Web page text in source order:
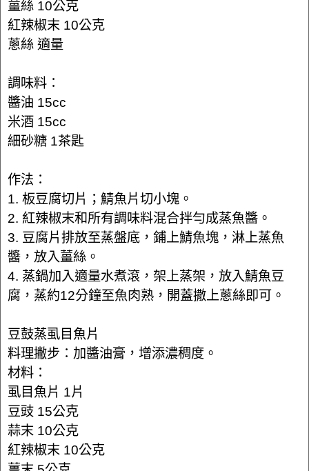
薑絲 10公克
紅辣椒末 10公克
蔥絲 適量
調味料：
醬油 15cc
米酒 15cc
細砂糖 1茶匙
作法：
1. 板豆腐切片；鯖魚片切小塊。
2. 紅辣椒末和所有調味料混合拌勻成蒸魚醬。
3. 豆腐片排放至蒸盤底，鋪上鯖魚塊，淋上蒸魚
醬，放入薑絲。
4. 蒸鍋加入適量水煮滾，架上蒸架，放入鯖魚豆
腐，蒸約12分鐘至魚肉熟，開蓋撒上蔥絲即可。
豆鼓蒸虱目魚片
料理撇步：加醬油膏，增添濃稠度。
材料：
虱目魚片 1片
豆豉 15公克
蒜末 10公克
紅辣椒末 10公克